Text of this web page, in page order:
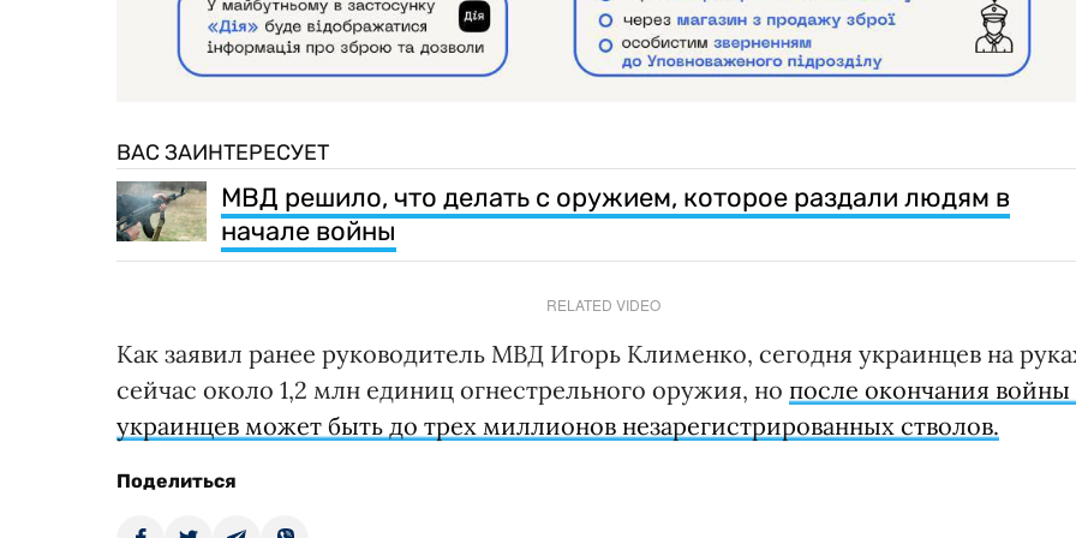
ВАС ЗАИНТЕРЕСУЕТ
МВД решило, что делать с оружием, которое раздали людям в
начале войны
RELATED VIDEO
Как заявил ранее руководитель МВД Игорь Клименко, сегодня украинцев на
сейчас около 1,2 млн единиц огнестрельного оружия, но после окончания войны
украинцев может быть до трех миллионов незарегистрированных стволов.
Поделиться